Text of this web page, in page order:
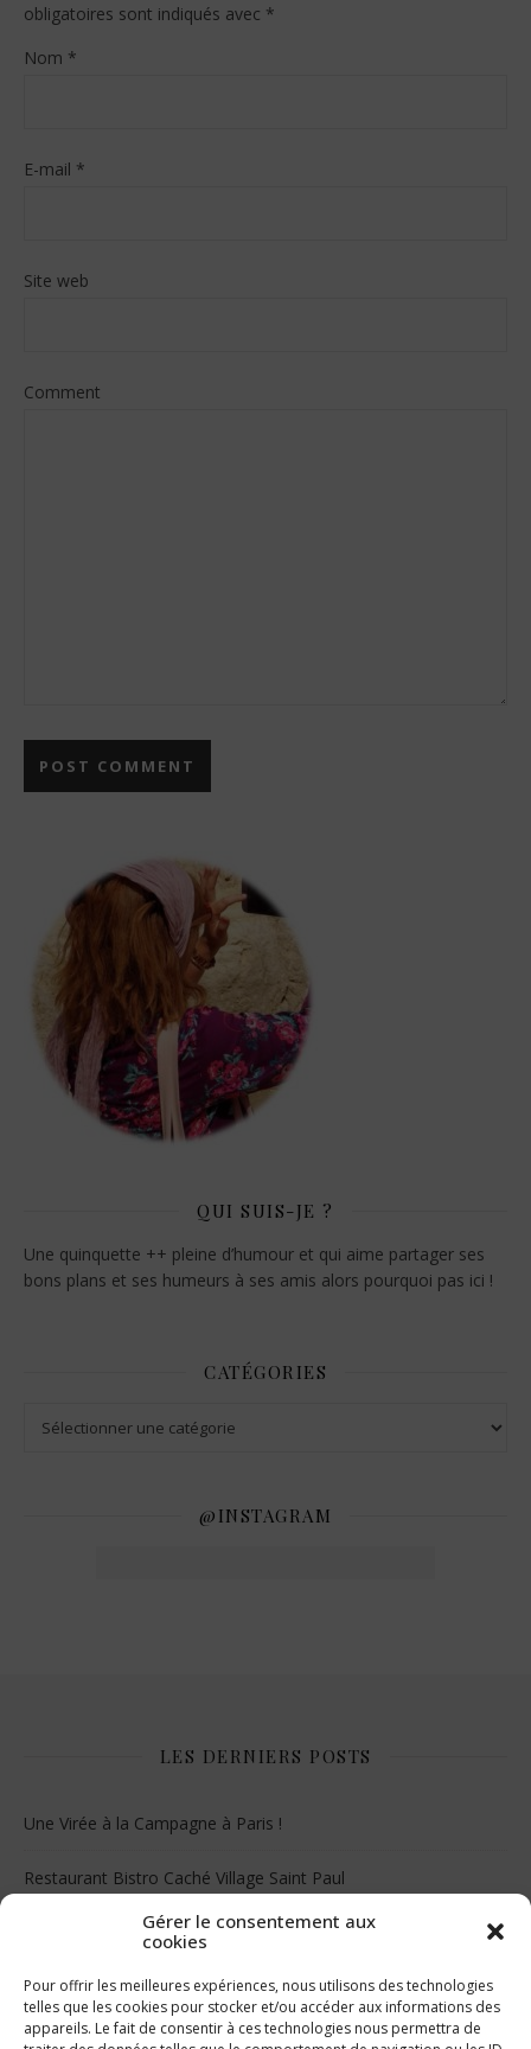
Gérer le consentement aux
cookies
Pour offrir les meilleures expériences, nous utilisons des technologies
telles que les cookies pour stocker et/ou accéder aux informations des
appareils. Le fait de consentir à ces technologies nous permettra de
obligatoires sont indiqués avec *
Nom *
E-mail *
Site web
Comment
QUI SUIS-JE ?
Une quinquette ++ pleine d’humour et qui aime partager ses
bons plans et ses humeurs à ses amis alors pourquoi pas ici !
CATÉGORIES
@INSTAGRAM
LES DERNIERS POSTS
Une Virée à la Campagne à Paris !
Restaurant Bistro Caché Village Saint Paul
Le musée Juif de Floride